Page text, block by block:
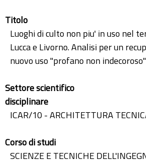
Titolo
Luoghi di culto non piu' in uso nel
Lucca e Livorno. Analisi per un
nuovo uso "profano non indecoroso"
Settore scientifico
disciplinare
ICAR/10 - ARCHITETTURA
Corso di studi
SCIENZE E TECNICHE